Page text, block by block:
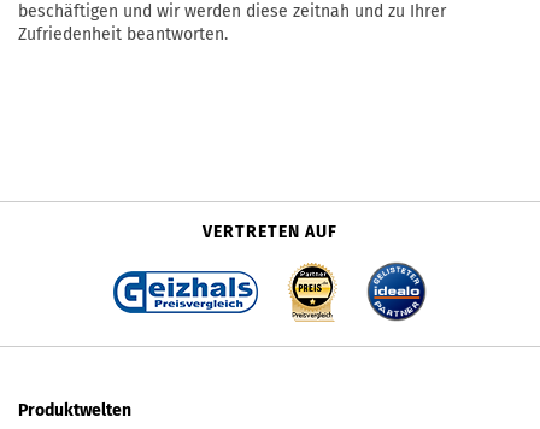
beschäftigen und wir werden diese zeitnah und zu Ihrer
Zufriedenheit beantworten.
VERTRETEN AUF
Produktwelten